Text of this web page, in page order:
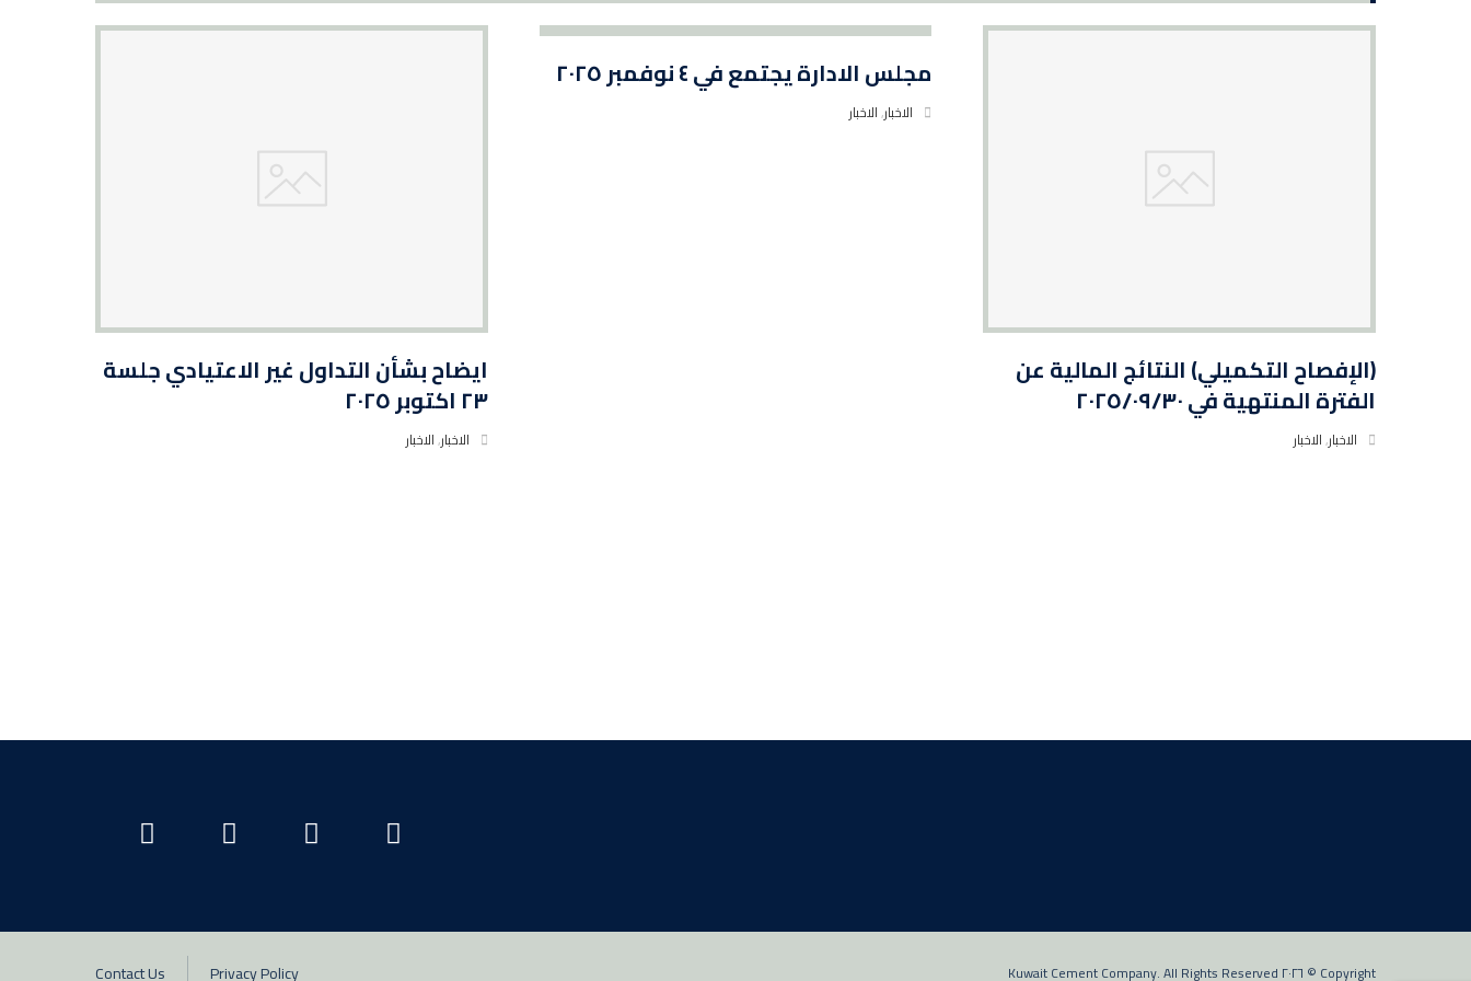
(الإفصاح التكميلي) النتائج المالية عن
الفترة المنتهية في ٢٠٢٥/٠٩/٣٠
الاخبار,الاخبار
مجلس الادارة يجتمع في ٤ نوفمبر ٢٠٢٥
الاخبار,الاخبار
ايضاح بشأن التداول غير الاعتيادي جلسة
٢٣ اكتوبر ٢٠٢٥
الاخبار,الاخبار
Copyright © ٢٠٢٦ Kuwait Cement Company. All Rights Reserved Contact Us Privacy Policy